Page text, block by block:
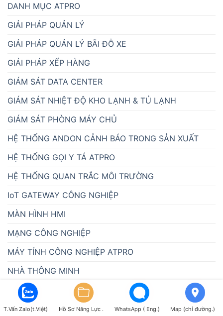
DANH MỤC ATPRO
GIẢI PHÁP QUẢN LÝ
GIẢI PHÁP QUẢN LÝ BÃI ĐỖ XE
GIẢI PHÁP XẾP HÀNG
GIÁM SÁT DATA CENTER
GIÁM SÁT NHIỆT ĐỘ KHO LẠNH & TỦ LẠNH
GIÁM SÁT PHÒNG MÁY CHỦ
HỆ THỐNG ANDON CẢNH BÁO TRONG SẢN XUẤT
HỆ THỐNG GỌI Y TÁ ATPRO
HỆ THỐNG QUAN TRẮC MÔI TRƯỜNG
IoT GATEWAY CÔNG NGHIỆP
MÀN HÌNH HMI
MẠNG CÔNG NGHIỆP
MÁY TÍNH CÔNG NGHIỆP ATPRO
NHÀ THÔNG MINH
QUẢN LÝ NĂNG SUẤT SẢN XUẤT
QUẢN LÝ TRANG TRẠI CHĂN NUÔI
T.Vấn Zalo(t.Việt) Hồ Sơ Năng Lực . WhatsApp ( Eng.) Map (chỉ đường.)